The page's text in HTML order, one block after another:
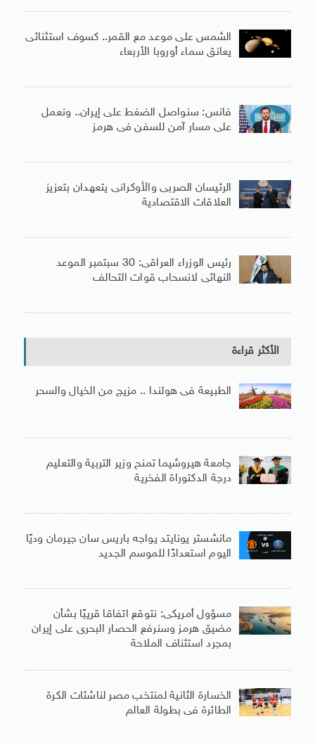
الشمس على موعد مع القمر.. كسوف استثنائى
يعانق سماء أوروبا الأربعاء
فانس: سنواصل الضغط على إيران.. ونعمل
على مسار آمن للسفن فى هرمز
الرئيسان الصربى والأوكرانى يتعهدان بتعزيز
العلاقات الاقتصادية
رئيس الوزراء العراقى: 30 سبتمبر الموعد
النهائى لانسحاب قوات التحالف
الأكثر قراءة
الطبيعة فى هولندا .. مزيج من الخيال والسحر
جامعة هيروشيما تمنح وزير التربية والتعليم
درجة الدكتوراة الفخرية
مانشستر يونايتد يواجه باريس سان جيرمان وديًا
اليوم استعدادًا للموسم الجديد
مسؤول أمريكى: نتوقع اتفاقا قريبًا بشأن
مضيق هرمز وسنرفع الحصار البحرى على إيران
بمجرد استئناف الملاحة
الخسارة الثانية لمنتخب مصر لناشئات الكرة
الطائرة فى بطولة العالم